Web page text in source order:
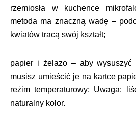
rzemiosła w kuchence
metoda ma znaczną wadę –
kwiatów tracą swój kształt;
papier i żelazo – aby wysuszyć
musisz umieścić je na kartce
reżim temperaturowy; Uwaga:
naturalny kolor.